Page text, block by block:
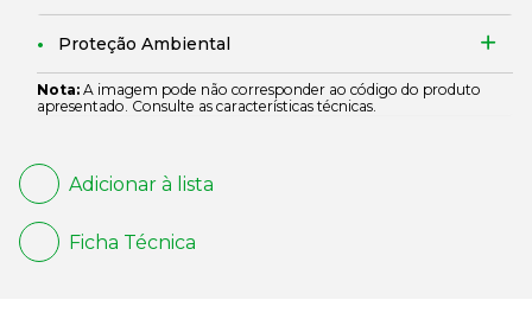
Proteção Ambiental
Nota: A imagem pode não corresponder ao código do produto
apresentado. Consulte as características técnicas.
Adicionar à lista
Ficha Técnica